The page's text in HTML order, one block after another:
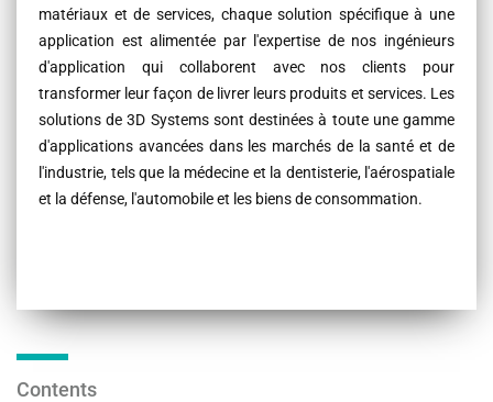
matériaux et de services, chaque solution spécifique à une
application est alimentée par l'expertise de nos ingénieurs
d'application qui collaborent avec nos clients pour
transformer leur façon de livrer leurs produits et services. Les
solutions de 3D Systems sont destinées à toute une gamme
d'applications avancées dans les marchés de la santé et de
l'industrie, tels que la médecine et la dentisterie, l'aérospatiale
et la défense, l'automobile et les biens de consommation.
Contents